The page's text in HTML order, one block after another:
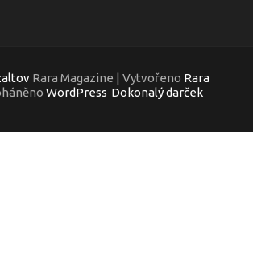
Rara Magazine | Vytvořeno Rara
WordPress Dokonalý darček